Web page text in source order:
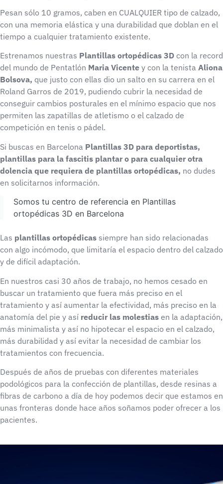
Pesan sólo 10 gramos, caben en CUALQUIER tipo de calzado,
con una memoria elástica y una durabilidad que doblan en el
tiempo a cualquier tratamiento existente.
Estrenamos nuestras Plantillas ortopédicas 3D con la record
del mundo de Pentatlón Maria Vicente y con la tenista Aliona
Bolsova, que justo con ellas dio un salto en su carrera en el
Roland Garros de 2019, pudiendo cubrir la necesidad de
conseguir cambios posturales en el mínimo espacio que nos
permiten las zapatillas de atletismo o el calzado de
competición en tenis o pádel.
Si buscas en Barcelona Plantillas 3D para deportistas,
plantillas para la fascitis plantar o para cualquier otra
dolencia que requiera de plantillas ortopédicas, no dudes
en solicitarnos información.
Somos tu centro de referencia en Plantillas
ortopédicas 3D en Barcelona
Las plantillas ortopédicas siempre han sido relacionadas
con algo incómodo, que limitaría el espacio dentro del calzado
y de difícil adaptación.
En nuestros casi 30 años de trabajo, no hemos cesado en
buscar un tratamiento que fuera más preciso en el
tratamiento y así aumentar la efectividad, más preciso en la
anatomía del pie y así reducir las molestias en la adaptación,
más minimalista y así no hipotecar el espacio en el calzado,
más durabilidad y así evitar la necesidad de cambiar los
tratamientos con frecuencia.
Después de años de pruebas con diferentes materiales
podológicos para la confección de plantillas, desde resinas a
fibras de carbono a día de hoy podemos decir que estamos en
unas fronteras donde hace años soñamos poder ofrecer a los
pacientes.